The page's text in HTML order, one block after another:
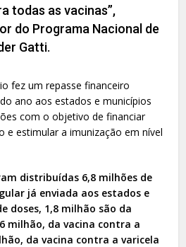
todas as vacinas”,
do Programa Nacional de
Gatti.
fez um repasse financeiro
ano aos estados e municípios
com o objetivo de financiar
e estimular a imunização em nível
distribuídas 6,8 milhões de
já enviada aos estados e
doses, 1,8 milhão são da
milhão, da vacina contra a
da vacina contra a varicela